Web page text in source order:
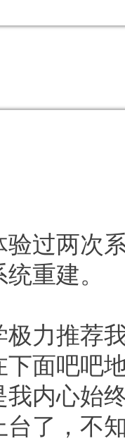
验过两次
重建。
极力推荐
下面吧吧
我内心始
了，不